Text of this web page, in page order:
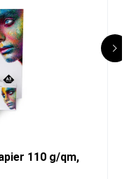
110 g/qm,